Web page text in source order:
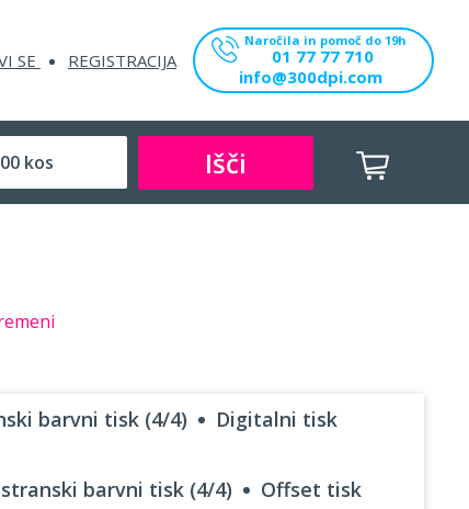
SE REGISTRACIJA
Naročila in pomoč do 19h
01 77 77 710
info@300dpi.com
Išči
barvni tisk (4/4) Digitalni tisk
barvni tisk (4/4) Offset tisk